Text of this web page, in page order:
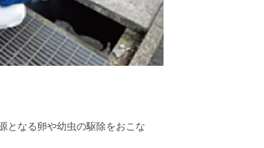
となる卵や幼虫の駆除をおこな